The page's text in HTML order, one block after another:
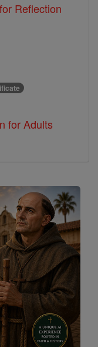
Reflection
for Adults